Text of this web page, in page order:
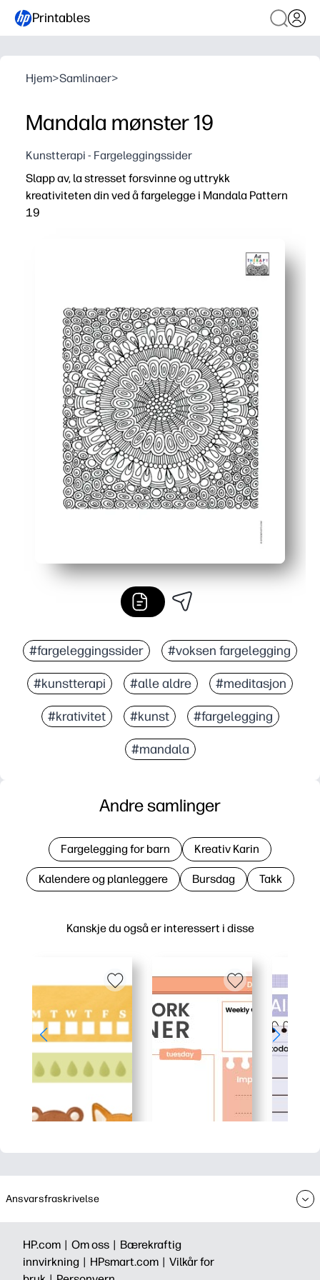
Printables
Hjem>Samlinaer>
Mandala mønster 19
Kunstterapi - Fargeleggingssider
Slapp av, la stresset forsvinne og uttrykk
kreativiteten din ved å fargelegge i Mandala Pattern
19
Intrikat mandala-symmetri hjelper deg med å
Flott for familier og klasserom - del ett design med
#fargeleggingssider #voksen fargelegging
#kunstterapi #alle aldre #meditasjon
#krativitet #kunst #fargelegging
#mandala
Kanskje du også er interessert i disse
Andre samlinger
Fargelegging for barn Kreativ Karin
Kalendere og planleggere Bursdag Takk
Ansvarsfraskrivelse
HP.com | Om oss | Bærekraftig
innvirkning | HPsmart.com | Vilkår for